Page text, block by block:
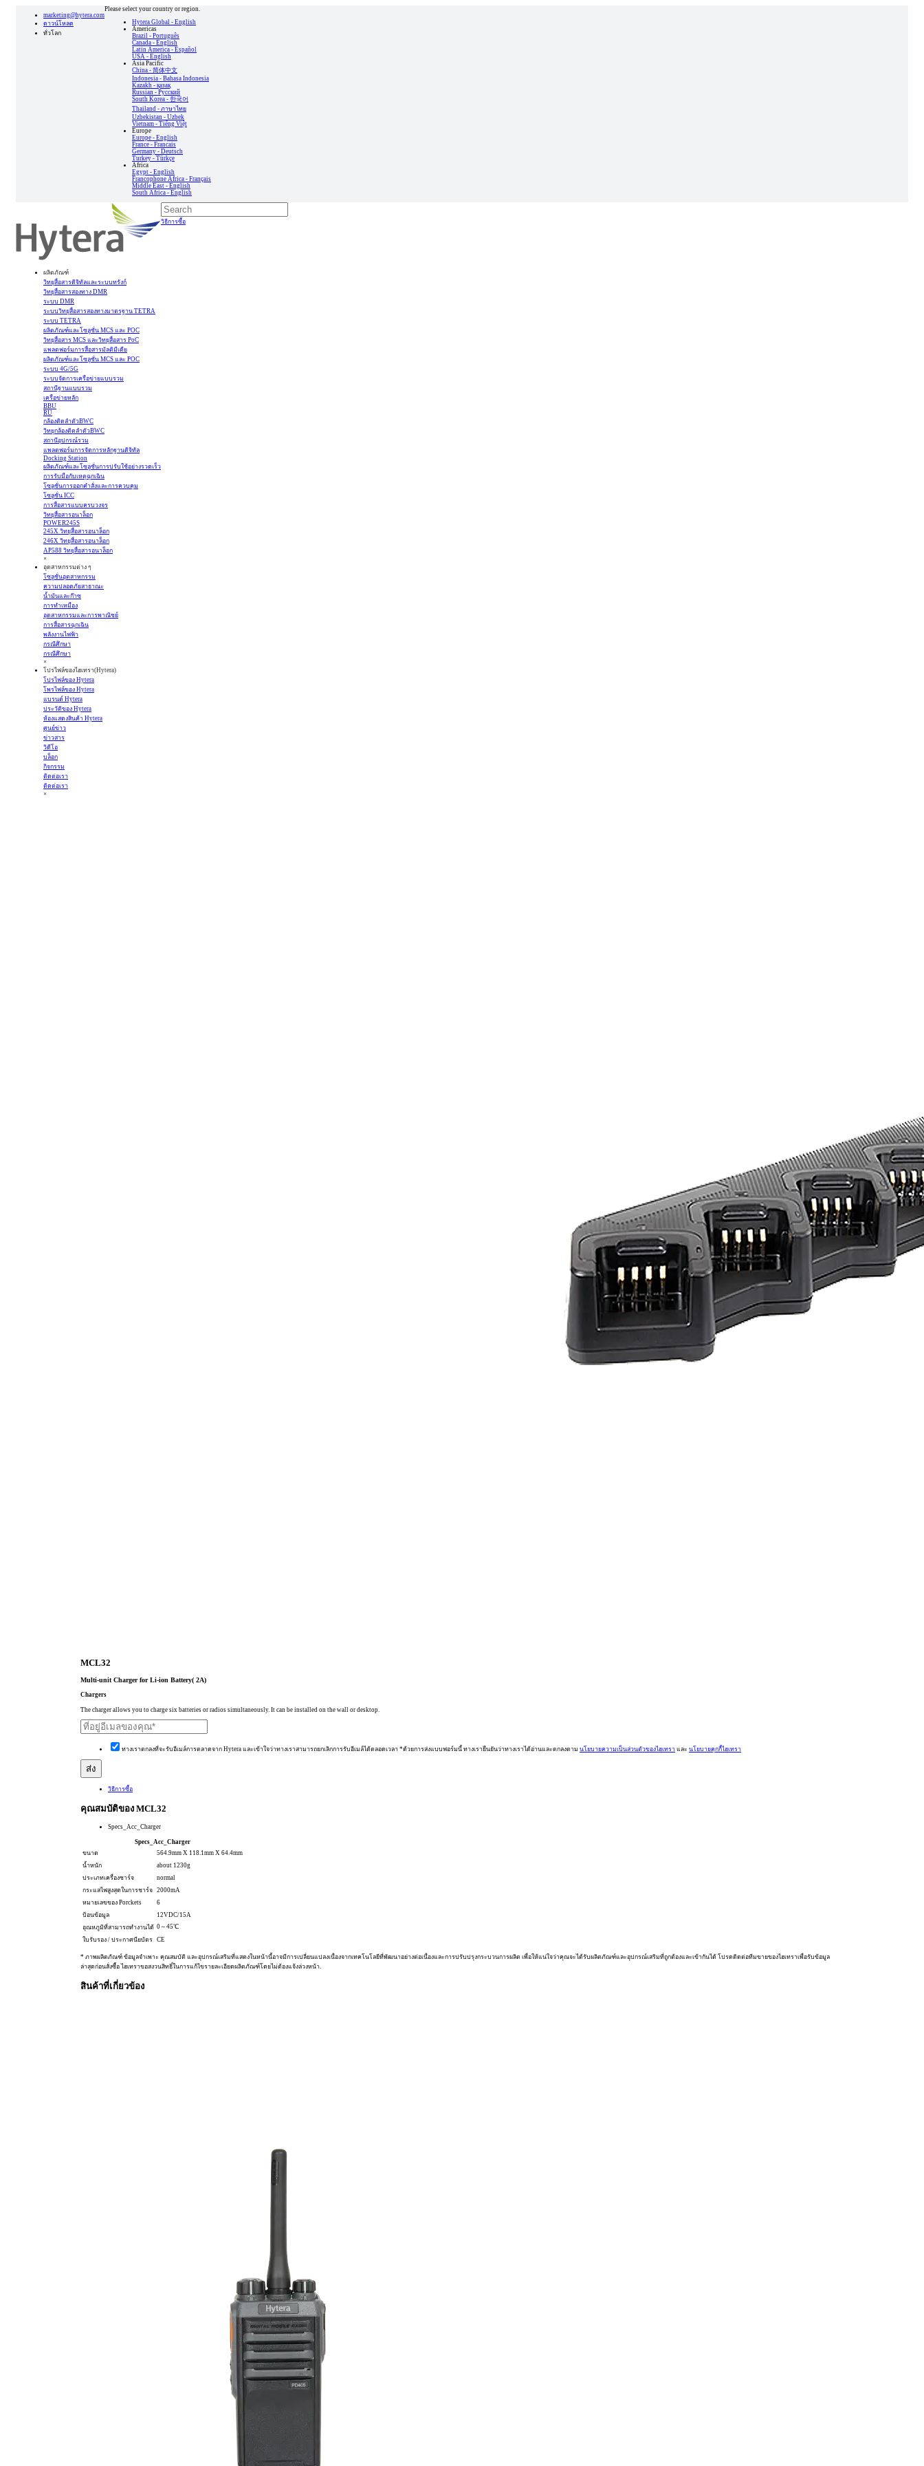
marketing@hytera.com
ดาวน์โหลด
ทั่วโลก
Please select your country or region.
Hytera Global - English
Americas
Brazil - Português
Canada - English
Latin America - Español
USA - English
Asia Pacific
China - 简体中文
Indonesia - Bahasa Indonesia
Kazakh - қазақ
Russian - Pусский
South Korea - 한국어
Thailand - ภาษาไทย
Uzbekistan - Uzbek
Vietnam - Tiếng Việt
Europe
Europe - English
France - Francais
Germany - Deutsch
Turkey - Türkçe
Africa
Egypt - English
Francophone Africa - Français
Middle East - English
South Africa - English
ผลิตภัณฑ์
วิทยุสื่อสารดิจิทัลและระบบทรังก์
วิทยุสื่อสารสองทาง DMR
ระบบ DMR
ระบบวิทยุสื่อสารสองทางมาตรฐาน TETRA
ระบบ TETRA
ผลิตภัณฑ์และโซลูชั่น MCS และ POC
วิทยุสื่อสาร MCS และวิทยุสื่อสาร PoC
แพลตฟอร์มการสื่อสารมัลติมีเดีย
ผลิตภัณฑ์และโซลูชั่น MCS และ POC
ระบบ 4G/5G
ระบบจัดการเครือข่ายแบบรวม
สถานีฐานแบบรวม
เครือข่ายหลัก
BBU
RU
กล้องติดลำตัวBWC
วิทยุกล้องติดลำตัวBWC
สถานีอุปกรณ์รวม
แพลตฟอร์มการจัดการหลักฐานดิจิทัล
Docking Station
ผลิตภัณฑ์และโซลูชั่นการปรับใช้อย่างรวดเร็ว
การรับมือกับเหตุฉุกเฉิน
โซลูชั่นการออกคำสั่งและการควบคุม
โซลูชั่น ICC
การสื่อสารแบบครบวงจร
วิทยุสื่อสารอนาล็อก
POWER245S
245X วิทยุสื่อสารอนาล็อก
246X วิทยุสื่อสารอนาล็อก
AP588 วิทยุสื่อสารอนาล็อก
×
อุตสาหกรรมต่าง ๆ
โซลูชั่นอุตสาหกรรม
ความปลอดภัยสาธาณะ
น้ำมันและก๊าซ
การทำเหมือง
อุตสาหกรรมและการพาณิชย์
การสื่อสารฉุกเฉิน
พลังงานไฟฟ้า
กรณีศึกษา
กรณีศึกษา
×
โปรไฟล์ของไฮเทรา(Hytera)
โปรไฟล์ของ Hytera
โพรไฟล์ของ Hytera
แบรนด์ Hytera
ประวัติของ Hytera
ห้องแสดงสินค้า Hytera
ศูนย์ข่าว
ข่าวสาร
วิดีโอ
บล็อก
กิจกรรม
ติดต่อเรา
ติดต่อเรา
×
วิธีการซื้อ
MCL32
Multi-unit Charger for Li-ion Battery( 2A)
Chargers
The charger allows you to charge six batteries or radios simultaneously. It can be installed on the wall or desktop.
ทางเราตกลงที่จะรับอีเมล์การตลาดจาก Hytera และเข้าใจว่าทางเราสามารถยกเลิกการรับอีเมล์ได้ตลอดเวลา *ด้วยการส่งแบบฟอร์มนี้ ทางเรายืนยันว่าทางเราได้อ่านและตกลงตาม นโยบายความเป็นส่วนตัวของไฮเทรา และ นโยบายคุกกี้ไฮเทรา
วิธีการซื้อ
คุณสมบัติของ MCL32
Specs_Acc_Charger
Specs_Acc_Charger
ขนาด
564.9mm X 118.1mm X 64.4mm
น้ำหนัก
about 1230g
ประเภทเครื่องชาร์จ
normal
กระแสไฟสูงสุดในการชาร์จ 2000mA
หมายเลขของ Porckets
6
ป้อนข้อมูล
12VDC/15A
อุณหภูมิที่สามารถทำงานได้ 0～45℃
ใบรับรอง / ประกาศนียบัตร CE
* ภาพผลิตภัณฑ์ ข้อมูลจำเพาะ คุณสมบัติ และอุปกรณ์เสริมที่แสดงในหน้านี้อาจมีการเปลี่ยนแปลงเนื่องจากเทคโนโลยีที่พัฒนาอย่างต่อเนื่องและการปรับปรุงกระบวนการผลิต เพื่อให้แน่ใจว่าคุณจะได้รับผลิตภัณฑ์และอุปกรณ์เสริมที่ถูกต้องและเข้ากันได้ โปรดติดต่อทีมขายของไฮเทราเพื่อรับข้อมูล
ล่าสุดก่อนสั่งซื้อ ไฮเทราขอสงวนสิทธิ์ในการแก้ไขรายละเอียดผลิตภัณฑ์โดยไม่ต้องแจ้งล่วงหน้า.
สินค้าที่เกี่ยวข้อง